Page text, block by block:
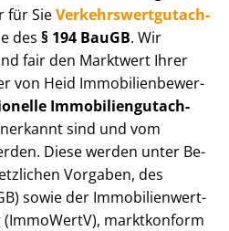
für SieVer­kehrs­wert­gut­ach­
des § 194 BauGB. Wir
fair den Marktwert Ihrer
von Heid Im­mo­bi­li­en­be­wer­
Im­mo­bi­li­en­gut­ach­
sind und vom
Diese werden unter Be­
Vorgaben, des
sowie der Im­mo­bi­li­en­wert­
marktkonform